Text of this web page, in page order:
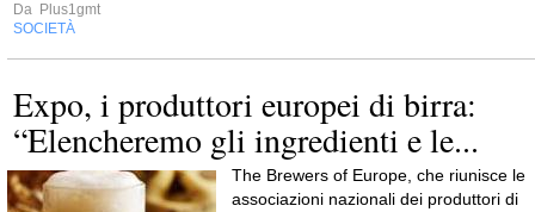
Da Plus1gmt
SOCIETÀ
Expo, i produttori europei di birra:
“Elencheremo gli ingredienti e le...
The Brewers of Europe, che riunisce le
associazioni nazionali dei produttori di